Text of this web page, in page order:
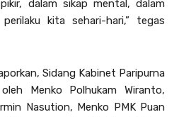
dalam sikap mental, dalam
kita sehari-hari,” tegas
Sidang Kabinet Paripurna
Menko Polhukam Wiranto,
Nasution, Menko PMK Puan